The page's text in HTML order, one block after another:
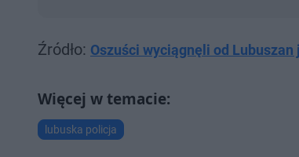
Źródło: Oszuści wyciągnęli od
lubuska policja